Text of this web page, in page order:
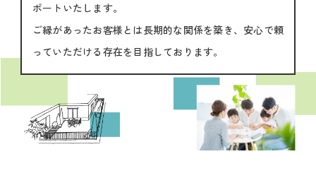
ポートいたします。
ご縁があったお客様とは長期的な関係を築き、安心で頼
っていただける存在を目指しております。